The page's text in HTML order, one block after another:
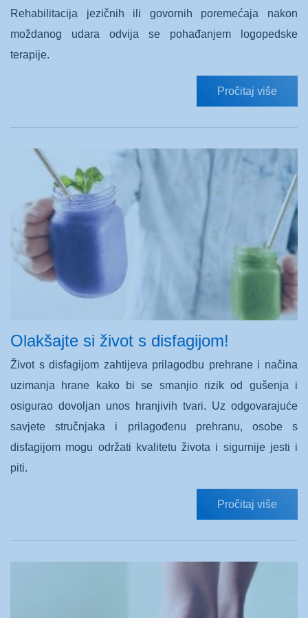
Rehabilitacija jezičnih ili govornih poremećaja nakon
moždanog udara odvija se pohađanjem logopedske
terapije.
Pročitaj više
Olakšajte si život s disfagijom!
Život s disfagijom zahtijeva prilagodbu prehrane i načina
uzimanja hrane kako bi se smanjio rizik od gušenja i
osigurao dovoljan unos hranjivih tvari. Uz odgovarajuće
savjete stručnjaka i prilagođenu prehranu, osobe s
disfagijom mogu održati kvalitetu života i sigurnije jesti i
piti.
Pročitaj više